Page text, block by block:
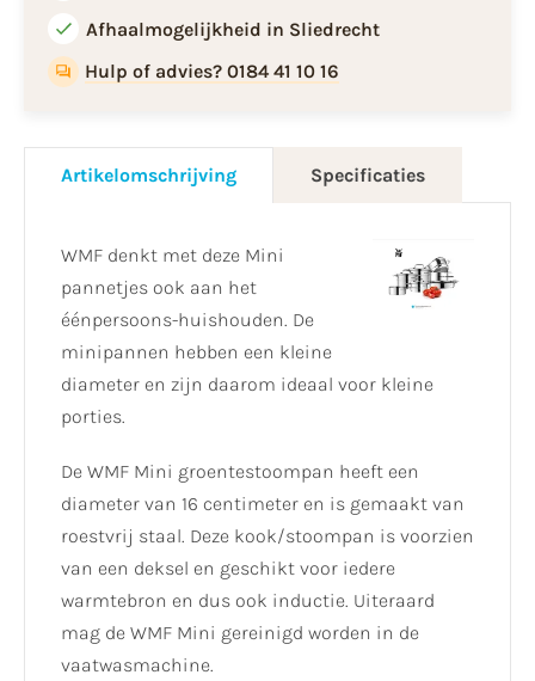
Afhaalmogelijkheid in Sliedrecht
Hulp of advies? 0184 41 10 16
Artikelomschrijving Specificaties
WMF denkt met deze Mini
pannetjes ook aan het
éénpersoons-huishouden. De
minipannen hebben een kleine
diameter en zijn daarom ideaal voor kleine
porties.
De WMF Mini groentestoompan heeft een
diameter van 16 centimeter en is gemaakt van
roestvrij staal. Deze kook/stoompan is voorzien
van een deksel en geschikt voor iedere
warmtebron en dus ook inductie. Uiteraard
mag de WMF Mini gereinigd worden in de
vaatwasmachine.